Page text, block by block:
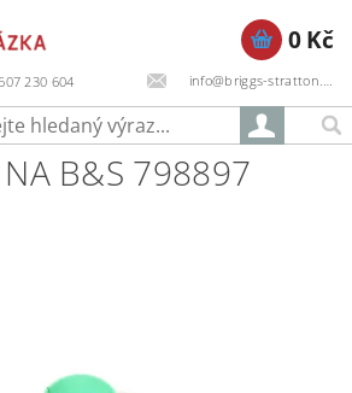
230 604 info@briggs-stratton.cz
0 Kč
NA B&S 798897